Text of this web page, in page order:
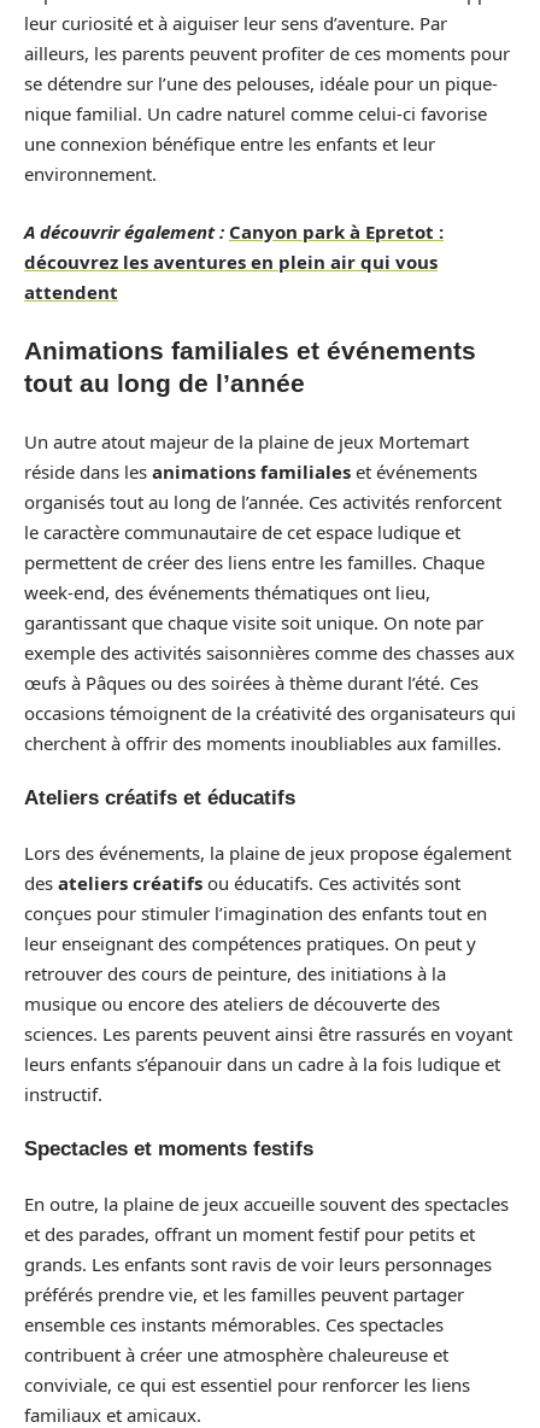
leur curiosité et à aiguiser leur sens d’aventure. Par
ailleurs, les parents peuvent profiter de ces moments pour
se détendre sur l’une des pelouses, idéale pour un pique-
nique familial. Un cadre naturel comme celui-ci favorise
une connexion bénéfique entre les enfants et leur
environnement.
A découvrir également : Canyon park à Epretot :
découvrez les aventures en plein air qui vous
attendent
Animations familiales et événements
tout au long de l’année
Un autre atout majeur de la plaine de jeux Mortemart
réside dans les animations familiales et événements
organisés tout au long de l’année. Ces activités renforcent
le caractère communautaire de cet espace ludique et
permettent de créer des liens entre les familles. Chaque
week-end, des événements thématiques ont lieu,
garantissant que chaque visite soit unique. On note par
exemple des activités saisonnières comme des chasses aux
œufs à Pâques ou des soirées à thème durant l’été. Ces
occasions témoignent de la créativité des organisateurs qui
cherchent à offrir des moments inoubliables aux familles.
Ateliers créatifs et éducatifs
Lors des événements, la plaine de jeux propose également
des ateliers créatifs ou éducatifs. Ces activités sont
conçues pour stimuler l’imagination des enfants tout en
leur enseignant des compétences pratiques. On peut y
retrouver des cours de peinture, des initiations à la
musique ou encore des ateliers de découverte des
sciences. Les parents peuvent ainsi être rassurés en voyant
leurs enfants s’épanouir dans un cadre à la fois ludique et
instructif.
Spectacles et moments festifs
En outre, la plaine de jeux accueille souvent des spectacles
et des parades, offrant un moment festif pour petits et
grands. Les enfants sont ravis de voir leurs personnages
préférés prendre vie, et les familles peuvent partager
ensemble ces instants mémorables. Ces spectacles
contribuent à créer une atmosphère chaleureuse et
conviviale, ce qui est essentiel pour renforcer les liens
familiaux et amicaux.